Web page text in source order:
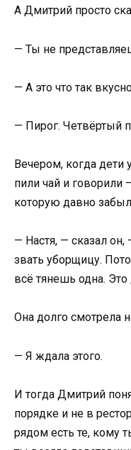
А Дмитрий просто
— Ты не
— А это что так
— Пирог. Четвёртый
Вечером, когда дети
пили чай и говорили
которую давно
— Настя, — сказал
звать уборщицу.
всё тянешь одна.
Она долго смотрела
— Я ждала этого.
И тогда Дмитрий
порядке и не в
рядом есть те, кому